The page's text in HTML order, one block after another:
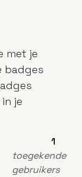
met je
badges
je
1
toegekende
gebruikers